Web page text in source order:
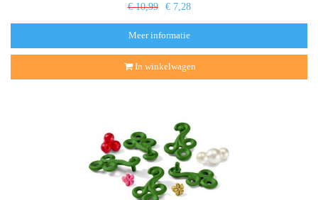
€ 10,99 € 7,28
Meer informatie
In winkelwagen